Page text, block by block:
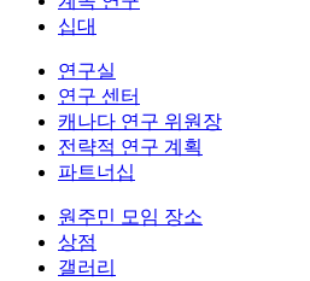
십대
연구실
연구 센터
캐나다 연구 위원장
전략적 연구 계획
파트너십
원주민 모임 장소
상점
갤러리